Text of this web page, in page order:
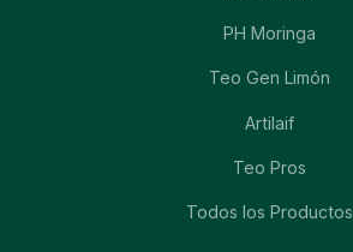
PH Moringa
Teo Gen Limón
Artilaif
Teo Pros
Todos los Productos